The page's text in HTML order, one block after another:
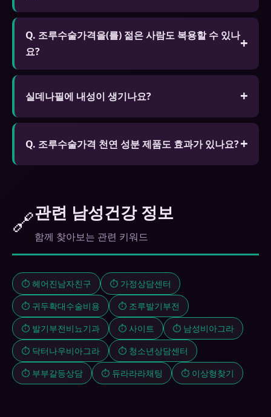
A. 일부 고혈압 약과 병용하면 혈압이 과도하게 낮아
질 수 있습니다. 현재 복용 중인 약물 목록을 전문가
에게 알리고 상담 후 복용하세요.
Q. 조루수술가격을(를) 젊은 사람도 복용할 수 있나
요?
A. 심리적 요인이나 스트레스로 인한 발기 문제가 있
는 젊은 층도 복용할 수 있습니다. 단 18세 미만은 복
권장합니다.
실데나필에 내성이 생기나요?
신체적 의존성은 없습니다. 생활습관 개선을 병행하
세요.
Q. 조루수술가격 천연 성분 제품도 효과가 있나요?
하고 부작용이 적습니다.
🔗관련 남성건강 정보
함께 찾아보는 관련 키워드
⏱️ 헤어진남자친구
⏱️ 가정상담센터
⏱️ 귀두확대수술비용
⏱️ 조루발기부전
⏱️ 발기부전비뇨기과
⏱️ 사이트
⏱️ 남성비아그라
⏱️ 닥터나우비아그라
⏱️ 청소년상담센터
⏱️ 부부갈등상담
⏱️ 듀라라라채팅 ⏱️ 이상형찾기